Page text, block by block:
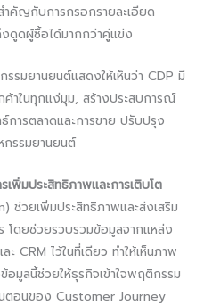
ำคัญกับการกรอกรายละเอียด
ดูดผู้ซื้อได้มากกว่าคู่แข่ง
รมยานยนต์แสดงให้เห็นว่า CDP มี
ค้าในทุกแง่มุม, สร้างประสบการณ์
การตลาดและการขาย ปรับปรุง
กรรมยานยนต์
พิ่มประสิทธิภาพและการเติบโต
วยเพิ่มประสิทธิภาพและส่งเสริม
โดยช่วยรวบรวมข้อมูลจากแหล่ง
CRM ไว้ในที่เดียว ทำให้เห็นภาพ
มูลนี้ช่วยให้ธุรกิจเข้าใจพฤติกรรม
ตอนของ Customer Journey